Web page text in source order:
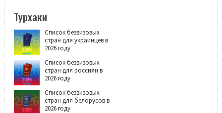
Турхаки
Список безвизовых
стран для украинцев в
2026 году
Список безвизовых
стран для россиян в
2026 году
Список безвизовых
стран для белорусов в
2026 году